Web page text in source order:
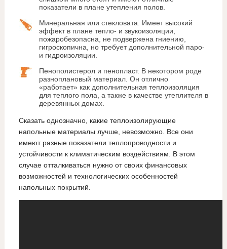
показатели в плане утепления полов.
Минеральная или стекловата. Имеет высокий
эффект в плане тепло- и звукоизоляции,
пожаробезопасна, не подвержена гниению,
гигроскопична, но требует дополнительной паро-
и гидроизоляции.
Пенополистерол и пенопласт. В некотором роде
разноплановый материал. Он отлично
«работает» как дополнительная теплоизоляция
для теплого пола, а также в качестве утеплителя в
деревянных домах.
Сказать однозначно, какие теплоизолирующие
напольные материалы лучше, невозможно. Все они
имеют разные показатели теплопроводности и
устойчивости к климатическим воздействиям. В этом
случае отталкиваться нужно от своих финансовых
возможностей и технологических особенностей
напольных покрытий.